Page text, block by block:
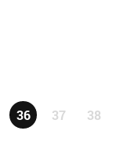
36 37 38